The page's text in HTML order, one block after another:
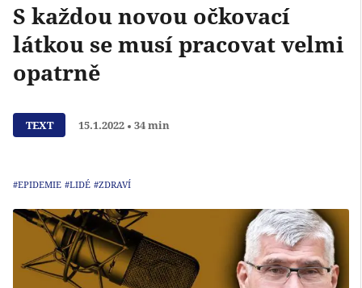
S každou novou očkovací
látkou se musí pracovat velmi
opatrně
TEXT 15.1.2022 34 min
#EPIDEMIE #LIDÉ #ZDRAVÍ